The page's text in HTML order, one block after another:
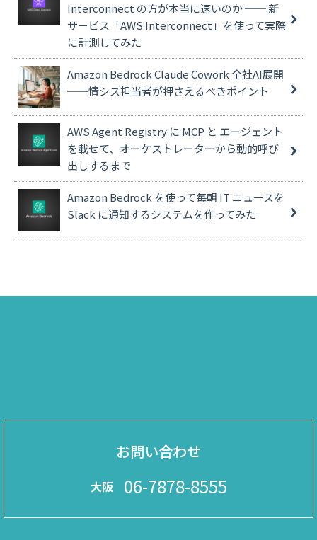
Interconnect の方が本当に速いのか ── 新
サービス「AWS Interconnect」を使って実際
に計測してみた
Amazon Bedrock Claude Cowork 全社AI展開
──情シス担当者が押さえるべきポイント
AWS Agent Registry に MCP と エージェント
を載せて、オーケストレーターから動的呼び
出しするまで
Amazon Bedrock を使って毎朝 IT ニュースを
Slack に通知するシステムを作ってみた
お問い合わせ
大阪 06-7878-8555